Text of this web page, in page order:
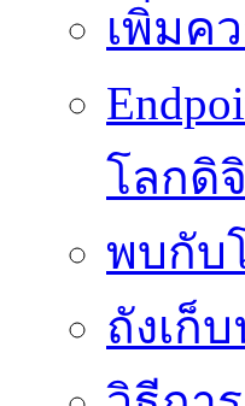
เพิ่มค
โลกดิ
พบกับ
ถังเก็